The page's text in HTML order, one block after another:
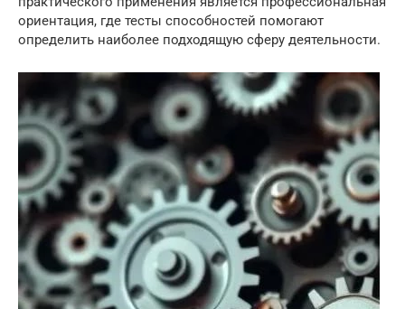
ориентация, где тесты способностей помогают
определить наиболее подходящую сферу деятельности.